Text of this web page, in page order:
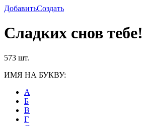
ДобавитьСоздать
Сладких снов тебе!
573 шт.
ИМЯ НА БУКВУ:
А
Б
В
Г